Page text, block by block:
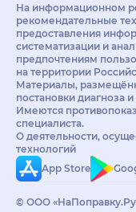
На информационном
рекомендательные
предоставления
систематизации и
предпочтениям
на территории
Материалы,
постановки диагноза
Имеются
специалиста.
О деятельности,
технологий
App Store
© ООО